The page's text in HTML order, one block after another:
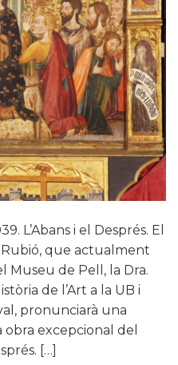
L’Abans i el Després. El
que actualment
Museu de Pell, la Dra.
de l’Art a la UB i
pronunciarà una
excepcional del
[…]